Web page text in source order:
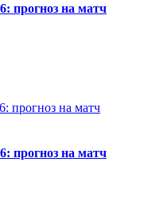
прогноз на матч
прогноз на матч